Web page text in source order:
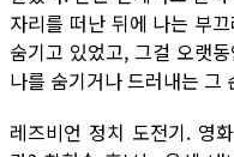
자리를 떠난 뒤에 나는 부
숨기고 있었고, 그걸 오랫
나를 숨기거나 드러내는 그
레즈비언 정치 도전기. 영